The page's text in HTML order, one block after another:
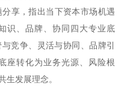
享，指出当下资本市场机遇
识、品牌、协同四大专业底
竞争、灵活与协同、品牌引
座转化为业务光源、风险根
生发展理念。